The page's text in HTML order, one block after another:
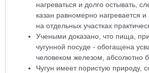
нагреваться и долго остывать,
казан равномерно нагревается
на отдельных участках
Учеными доказано, что пища,
чугунной посуде - обогащена
человеком железом, абсолютно
Чугун имеет пористую природу,